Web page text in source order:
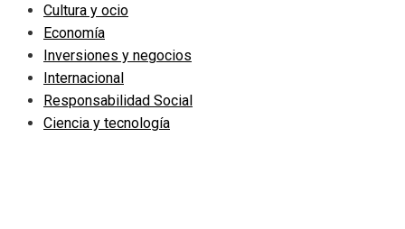
Cultura y ocio
Economía
Inversiones y negocios
Internacional
Responsabilidad Social
Ciencia y tecnología